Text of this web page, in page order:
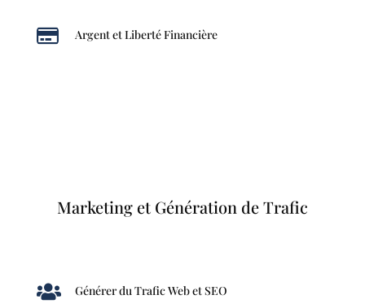
 Argent et Liberté Financière
Marketing et Génération de Trafic
 Générer du Trafic Web et SEO